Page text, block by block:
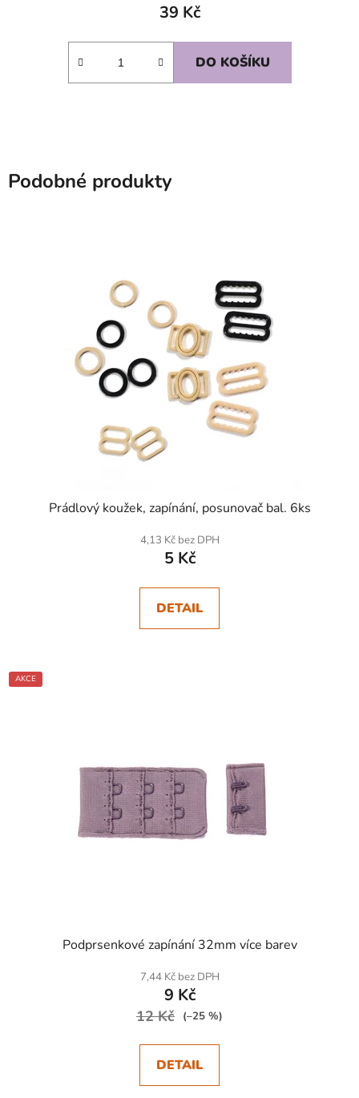
39 Kč
DO KOŠÍKU
Podobné produkty
Prádlový koužek, zapínání, posunovač bal. 6ks
4,13 Kč bez DPH
5 Kč
DETAIL
AKCE
Podprsenkové zapínání 32mm více barev
7,44 Kč bez DPH
9 Kč
12 Kč (–25 %)
DETAIL